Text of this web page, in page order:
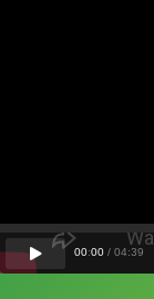
00:00 / 04:39